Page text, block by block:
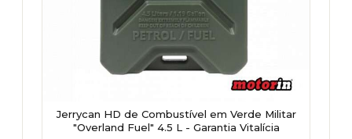
Jerrycan HD de Combustível em Verde Militar
"Overland Fuel" 4.5 L - Garantia Vitalícia